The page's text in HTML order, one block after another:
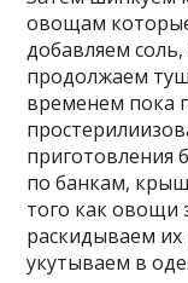
овощам которые
добавляем соль,
продолжаем
временем пока
приготовления
по банкам,
того как овощи
раскидываем
укутываем в